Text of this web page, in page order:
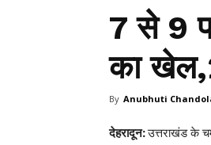
7 से 9
का
By Anubhuti
देहरादून:उत्तराखंड के